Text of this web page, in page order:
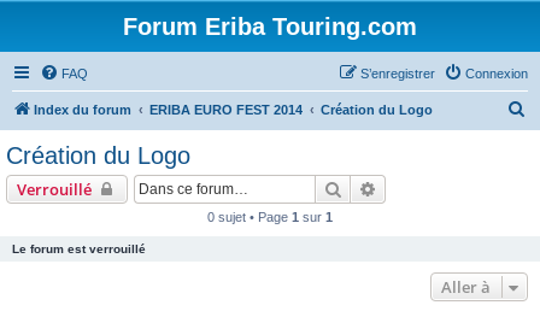
Forum Eriba Touring.com
FAQ Connexion
S’enregistrer
Index du forum ERIBA EURO FEST 2014 Création du Logo
Création du Logo
Verrouillé Rechercher
0 sujet • Page 1 sur 1
Le forum est verrouillé
Aller à